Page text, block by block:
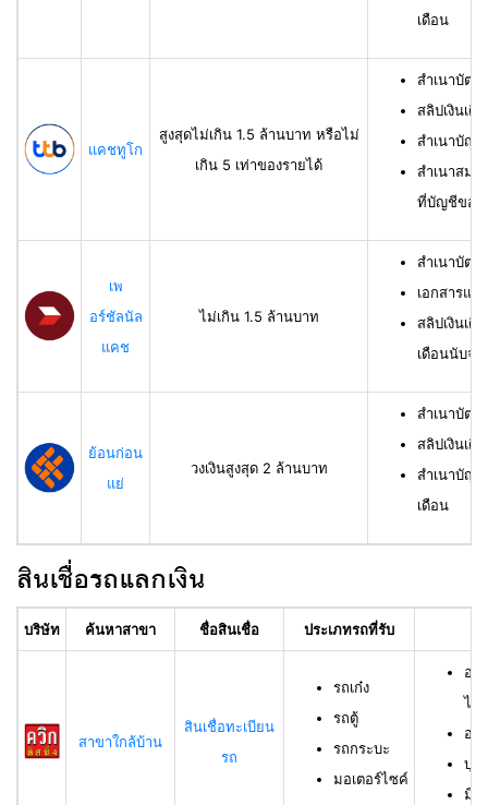
เดือน
แคชทูโก
สูงสุดไม่เกิน 1.5 ล้านบาท หรือไม่
เกิน 5 เท่าของรายได้
สำเนาบัตร
สลิปเงินเดื
สำเนาบัญ
สำเนาสมุด
ที่บัญชีของ
เพ
อร์ชัลนัล
แคช
ไม่เกิน 1.5 ล้านบาท
สำเนาบัตร
เอกสารแส
สลิปเงินเ
เดือนนับจ
ย้อนก่อน
แย่
วงเงินสูงสุด 2 ล้านบาท
สำเนาบัต
สลิปเงินเดื
สำเนาบัญชี
เดือน
สินเชื่อรถแลกเงิน
บริษัท ค้นหาสาขา ชื่อสินเชื่อ ประเภทรถที่รับ
สาขาใกล้บ้าน
สินเชื่อทะเบียน
รถ
รถเก๋ง
รถตู้
รถกระบะ
มอเตอร์ไซค์
อา
ไม่
อา
บุค
มีชื่